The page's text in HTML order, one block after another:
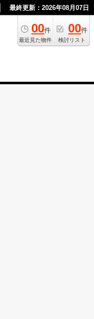
最終更新：2026年08月07日
00件
最近見た物件
00件
検討リスト